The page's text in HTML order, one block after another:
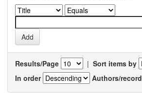
Results/Page | Sort items by
In order
Authors/record